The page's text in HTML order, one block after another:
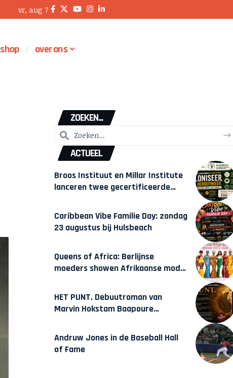
vr, aug 7
shop over ons
ZOEKEN...
ACTUEEL
Broos Instituut en Millar Institute
lanceren twee gecertificeerde
Amsterdam
Caribbean Vibe Familie Day: zondag
23 augustus bij Hulsbeach
Queens of Africa: Berlijnse
moeders showen Afrikaanse mode
HET PUNT. Debuutroman van
Marvin Hokstam Baapoure
Andruw Jones in de Baseball Hall
of Fame